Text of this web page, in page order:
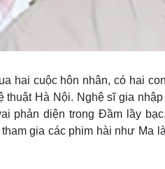
hai cuộc hôn nhân, có hai
thuật Hà Nội. Nghệ sĩ gia
phản diện trong Đầm lầy
tham gia các phim hài như Ma